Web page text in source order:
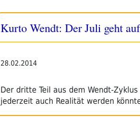
Kurto Wendt: Der Juli geht
28.02.2014
Der dritte Teil aus dem Wendt-
jederzeit auch Realität werden